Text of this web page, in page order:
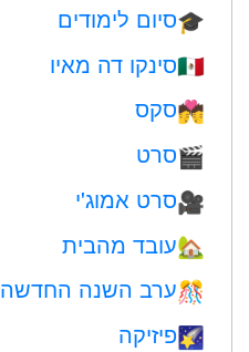
🎓סיום לימודים
🇲🇽סינקו דה מאיו
💏סקס
🎬סרט
🎥סרט אמוג'י
🏡עובד מהבית
🎊ערב השנה החדשה
🌠פיזיקה